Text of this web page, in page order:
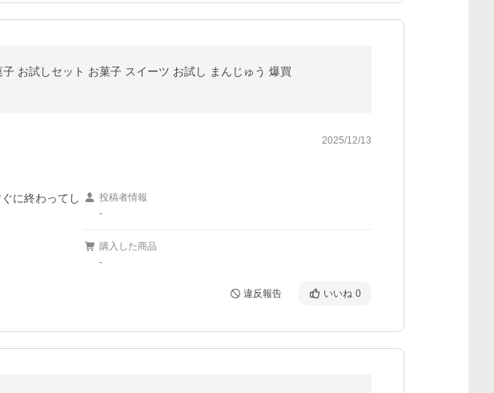
お試しセット お菓子 スイーツ お試し まんじゅう 爆買
2025/12/13
に終わってし
投稿者情報
-
購入した商品
-
違反報告 いいね 0